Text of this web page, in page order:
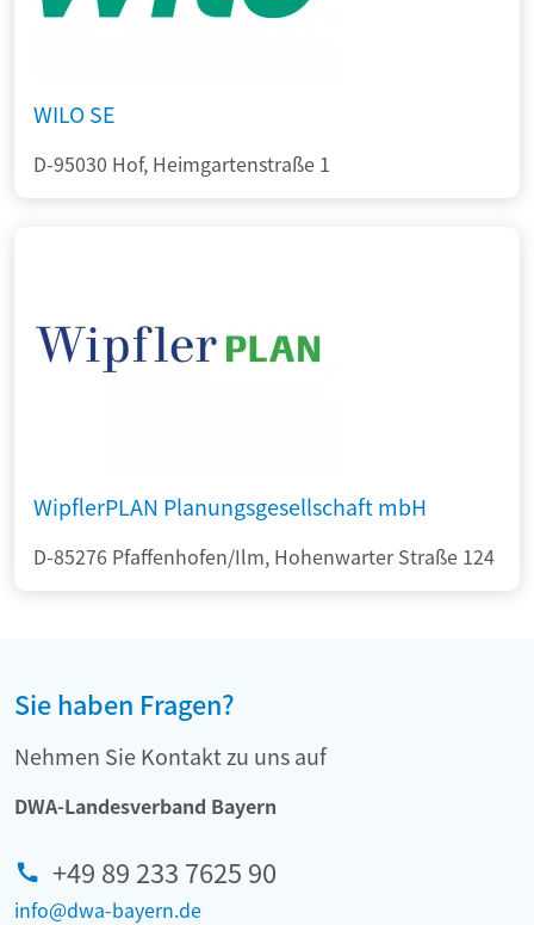
WILO SE
D-95030 Hof, Heimgartenstraße 1
WipflerPLAN Planungsgesellschaft mbH
D-85276 Pfaffenhofen/Ilm, Hohenwarter Straße 124
Sie haben Fragen?
Nehmen Sie Kontakt zu uns auf
DWA-Landesverband Bayern
+49 89 233 7625 90
info@dwa-bayern.de